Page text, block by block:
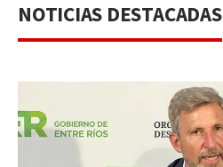
NOTICIAS DESTACADAS